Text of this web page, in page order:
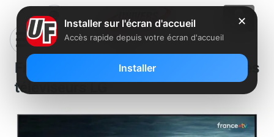
France.TV débarque sur les
téléviseurs LG
✕
Installer sur l'écran d'accueil
Accès rapide depuis votre écran d'accueil
Installer